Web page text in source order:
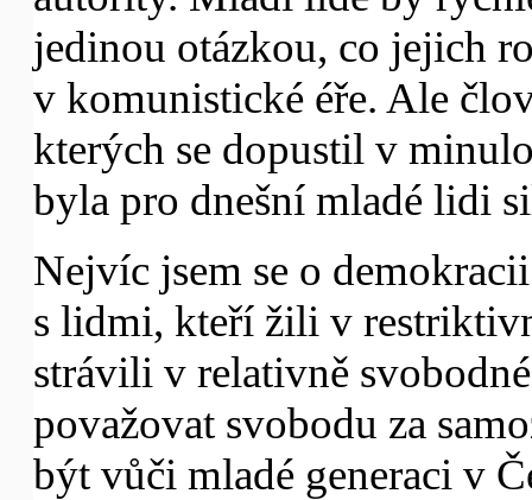
jedinou otázkou, co jejich
v komunistické éře. Ale
kterých se dopustil v
byla pro dnešní mladé lidi
Nejvíc jsem se o
s lidmi, kteří žili v
strávili v relativně
považovat svobodu za
být vůči mladé generaci v